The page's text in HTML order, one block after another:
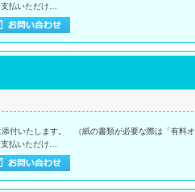
払いただけ…
付いたします。 （紙の書類が必要な際は「有料オ
払いただけ…